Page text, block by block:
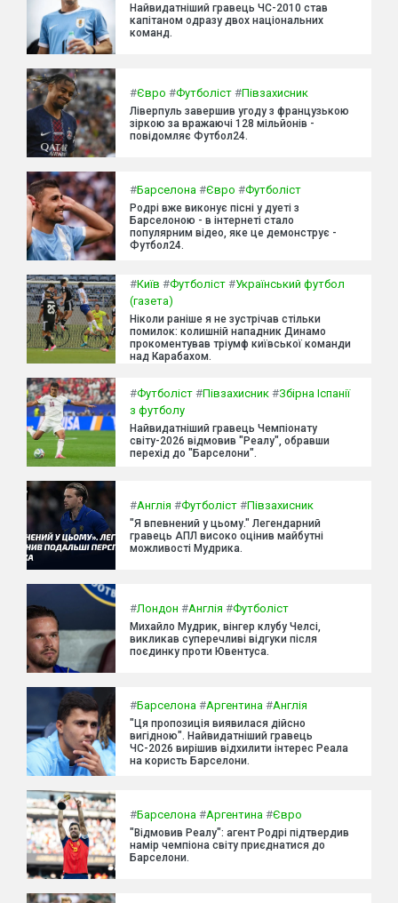
Найвидатніший гравець ЧС-2010 став
капітаном одразу двох національних
команд.
#Євро #Футболіст #Півзахисник
Ліверпуль завершив угоду з французькою
зіркою за вражаючі 128 мільйонів -
повідомляє Футбол24.
#Барселона #Євро #Футболіст
Родрі вже виконує пісні у дуеті з
Барселоною - в інтернеті стало
популярним відео, яке це демонструє -
Футбол24.
#Київ #Футболіст #Український футбол
(газета)
Ніколи раніше я не зустрічав стільки
помилок: колишній нападник Динамо
прокоментував тріумф київської команди
над Карабахом.
#Футболіст #Півзахисник #Збірна Іспанії
з футболу
Найвидатніший гравець Чемпіонату
світу-2026 відмовив "Реалу", обравши
перехід до "Барселони".
#Англія #Футболіст #Півзахисник
"Я впевнений у цьому." Легендарний
гравець АПЛ високо оцінив майбутні
можливості Мудрика.
#Лондон #Англія #Футболіст
Михайло Мудрик, вінгер клубу Челсі,
викликав суперечливі відгуки після
поєдинку проти Ювентуса.
#Барселона #Аргентина #Англія
"Ця пропозиція виявилася дійсно
вигідною". Найвидатніший гравець
ЧС-2026 вирішив відхилити інтерес Реала
на користь Барселони.
#Барселона #Аргентина #Євро
"Відмовив Реалу": агент Родрі підтвердив
намір чемпіона світу приєднатися до
Барселони.